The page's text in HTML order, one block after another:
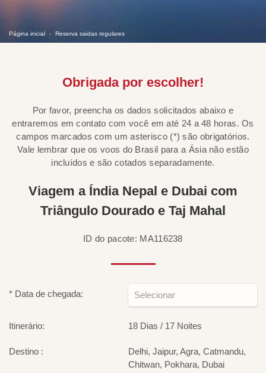
Página inicial Reserva saidas regulares
Obrigada por escolher!
Por favor, preencha os dados solicitados abaixo e
entraremos em contato com você em até 24 a 48 horas. Os
campos marcados com um asterisco (*) são obrigatórios.
Vale lembrar que os voos do Brasil para a Ásia não estão
incluídos e são cotados separadamente.
Viagem a Índia Nepal e Dubai com
Triângulo Dourado e Taj Mahal
ID do pacote: MA116238
* Data de chegada:
Itinerário: 18 Dias / 17 Noites
Destino :
Delhi, Jaipur, Agra, Catmandu,
Chitwan, Pokhara, Dubai